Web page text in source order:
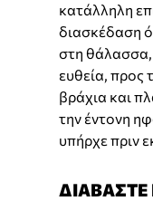
κατάλληλη
διασκέδαση
στη θάλασσα,
ευθεία, προς
βράχια και
την έντονη
υπήρχε πριν
ΔΙΑΒΑΣΤΕ